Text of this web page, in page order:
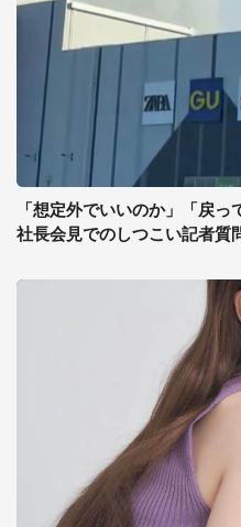
「想定外でいいのか」「戻
社長会見でのしつこい記者質